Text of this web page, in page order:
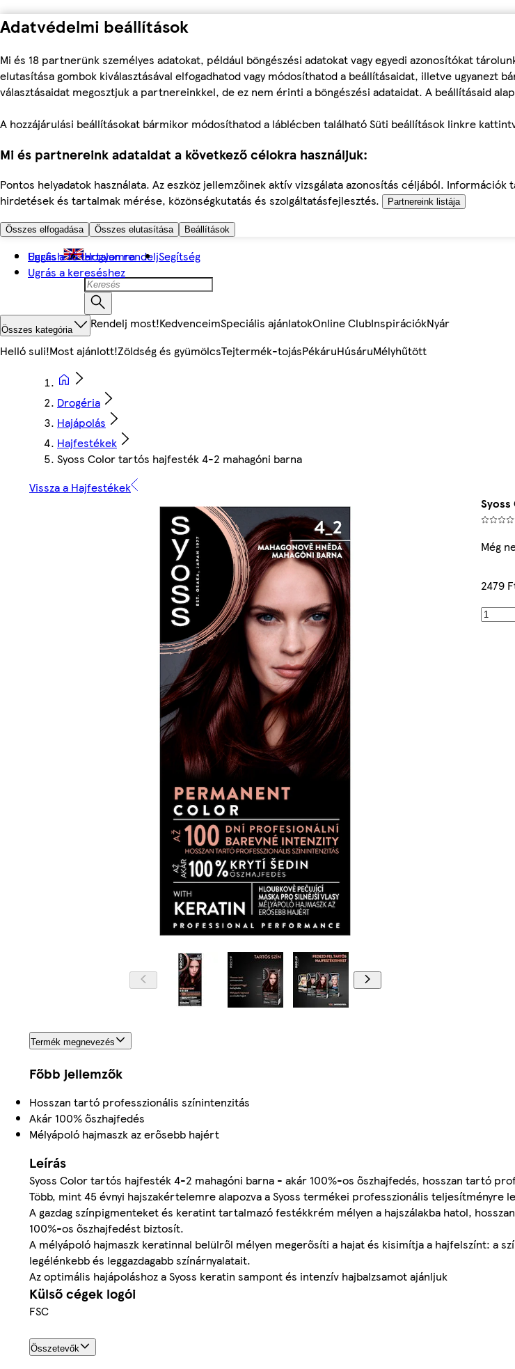
Adatvédelmi beállítások
Mi és 18 partnerünk személyes adatokat, például böngészési adatokat vagy egyedi azonosítókat
elutasítása gombok kiválasztásával elfogadhatod vagy módosíthatod a beállításaidat, illetve ugyanezt
választásaidat megosztjuk a partnereinkkel, de ez nem érinti a böngészési adataidat. A beállításaid
A hozzájárulási beállításokat bármikor módosíthatod a láblécben található Süti beállítások linkre
Mi és partnereink adataidat a következő célokra használjuk:
Pontos helyadatok használata. Az eszköz jellemzőinek aktív vizsgálata azonosítás céljából.
hirdetések és tartalmak mérése, közönségkutatás és szolgáltatásfejlesztés.
Partnereink listája
Összes elfogadása Összes elutasítása Beállítások
Ugrás a fő tartalomra
Ugrás a kereséshez
English Hogyan rendeljSegítség
Összes kategória Rendelj most!KedvenceimSpeciális ajánlatokOnline ClubInspirációkNyár
Helló suli!Most ajánlott!Zöldség és gyümölcsTejtermék-tojásPékáruHúsáruMélyhűtött
Drogéria
Hajápolás
Hajfestékek
Syoss Color tartós hajfesték 4-2 mahagóni barna
Vissza a Hajfestékek
Még
2479
Termék megnevezés
Főbb jellemzők
Hosszan tartó professzionális színintenzitás
Akár 100% őszhajfedés
Mélyápoló hajmaszk az erősebb hajért
Leírás
Syoss Color tartós hajfesték 4-2 mahagóni barna - akár 100%-os őszhajfedés, hosszan tartó
Több, mint 45 évnyi hajszakértelemre alapozva a Syoss termékei professzionális teljesítményre
A gazdag színpigmenteket és keratint tartalmazó festékkrém mélyen a hajszálakba hatol,
100%-os őszhajfedést biztosít.
A mélyápoló hajmaszk keratinnal belülről mélyen megerősíti a hajat és kisimítja a hajfelszínt: a
legélénkebb és leggazdagabb színárnyalatait.
Az optimális hajápoláshoz a Syoss keratin sampont és intenzív hajbalzsamot ajánljuk
Külső cégek logói
FSC
Összetevők